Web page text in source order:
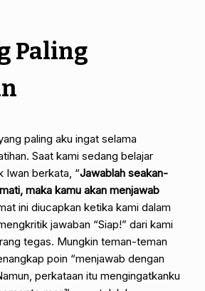
Paling
paling aku ingat selama
Saat kami sedang belajar
Iwan berkata, “Jawablah seakan-
maka kamu akan menjawab
ini diucapkan ketika kami dalam
jawaban “Siap!” dari kami
tegas. Mungkin teman-teman
poin “menjawab dengan
perkataan itu mengingatkanku